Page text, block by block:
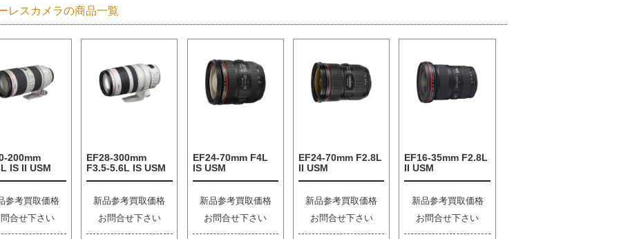
レスカメラの商品一覧
200mm
IS II USM
参考買取価格
合せ下さい
EF28-300mm
F3.5-5.6L IS USM
新品参考買取価格
お問合せ下さい
EF24-70mm F4L
IS USM
新品参考買取価格
お問合せ下さい
EF24-70mm F2.8L
II USM
新品参考買取価格
お問合せ下さい
EF16-35mm F2.8L
II USM
新品参考買取価格
お問合せ下さい